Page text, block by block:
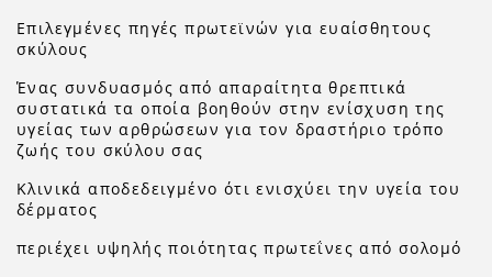
Επιλεγμένες πηγές πρωτεϊνών για ευαίσθητους
σκύλους
Ένας συνδυασμός από απαραίτητα θρεπτικά
συστατικά τα οποία βοηθούν στην ενίσχυση της
υγείας των αρθρώσεων για τον δραστήριο τρόπο
ζωής του σκύλου σας
Κλινικά αποδεδειγμένο ότι ενισχύει την υγεία του
δέρματος
περιέχει υψηλής ποιότητας πρωτεΐνες από σολομό